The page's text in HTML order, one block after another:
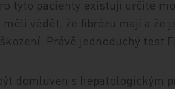
tyto pacienty existují určité
měli vědět, že fibrózu mají a že
Právě jednoduchý test
domluven s hepatologickým